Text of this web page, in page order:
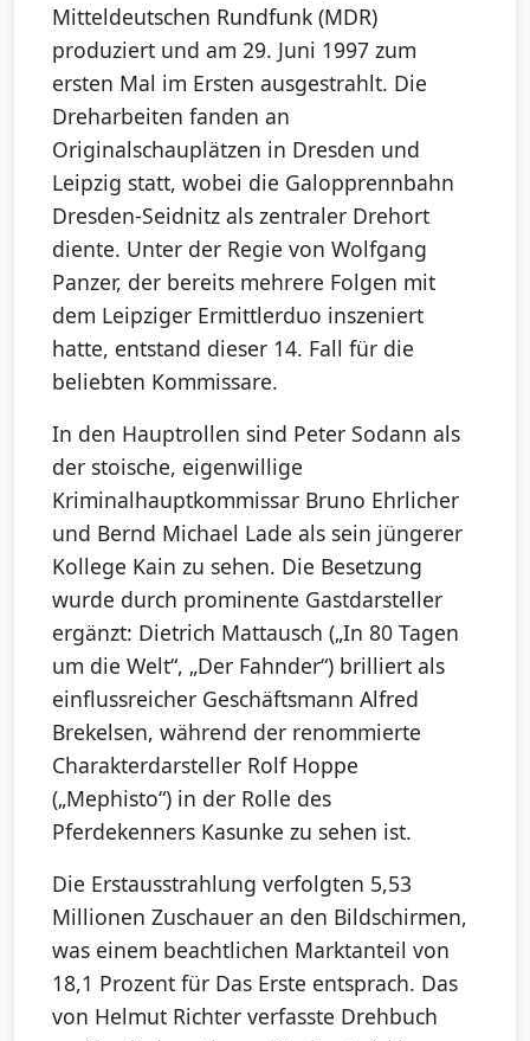
Mitteldeutschen Rundfunk (MDR)
produziert und am 29. Juni 1997 zum
ersten Mal im Ersten ausgestrahlt. Die
Dreharbeiten fanden an
Originalschauplätzen in Dresden und
Leipzig statt, wobei die Galopprennbahn
Dresden-Seidnitz als zentraler Drehort
diente. Unter der Regie von Wolfgang
Panzer, der bereits mehrere Folgen mit
dem Leipziger Ermittlerduo inszeniert
hatte, entstand dieser 14. Fall für die
beliebten Kommissare.
In den Hauptrollen sind Peter Sodann als
der stoische, eigenwillige
Kriminalhauptkommissar Bruno Ehrlicher
und Bernd Michael Lade als sein jüngerer
Kollege Kain zu sehen. Die Besetzung
wurde durch prominente Gastdarsteller
ergänzt: Dietrich Mattausch („In 80 Tagen
um die Welt“, „Der Fahnder“) brilliert als
einflussreicher Geschäftsmann Alfred
Brekelsen, während der renommierte
Charakterdarsteller Rolf Hoppe
(„Mephisto“) in der Rolle des
Pferdekenners Kasunke zu sehen ist.
Die Erstausstrahlung verfolgten 5,53
Millionen Zuschauer an den Bildschirmen,
was einem beachtlichen Marktanteil von
18,1 Prozent für Das Erste entsprach. Das
von Helmut Richter verfasste Drehbuch